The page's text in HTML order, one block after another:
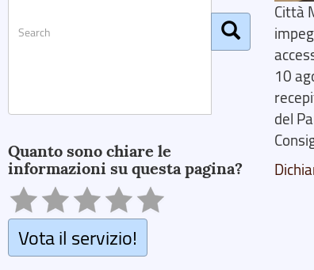
Quanto sono chiare le
informazioni su questa pagina?
Vota il servizio!
Città
10
del